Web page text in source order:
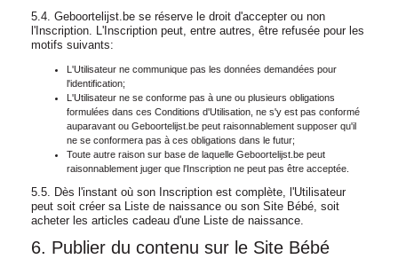
5.4. Geboortelijst.be se réserve le droit d'accepter ou non
l'Inscription. L'Inscription peut, entre autres, être refusée pour les
motifs suivants:
L'Utilisateur ne communique pas les données demandées pour
l'identification;
L'Utilisateur ne se conforme pas à une ou plusieurs obligations
formulées dans ces Conditions d'Utilisation, ne s'y est pas conformé
auparavant ou Geboortelijst.be peut raisonnablement supposer qu'il
ne se conformera pas à ces obligations dans le futur;
Toute autre raison sur base de laquelle Geboortelijst.be peut
raisonnablement juger que l'Inscription ne peut pas être acceptée.
5.5. Dès l'instant où son Inscription est complète, l'Utilisateur
peut soit créer sa Liste de naissance ou son Site Bébé, soit
acheter les articles cadeau d'une Liste de naissance.
6. Publier du contenu sur le Site Bébé